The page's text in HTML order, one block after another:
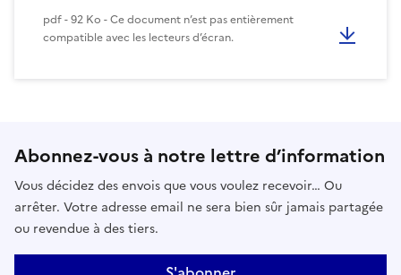
pdf - 92 Ko - Ce document n’est pas entièrement
compatible avec les lecteurs d’écran.
Abonnez-vous à notre lettre d’information
Vous décidez des envois que vous voulez recevoir… Ou
arrêter. Votre adresse email ne sera bien sûr jamais partagée
ou revendue à des tiers.